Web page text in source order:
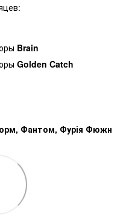
Brain
Golden Catch
Фантом, Фурія Фюжн